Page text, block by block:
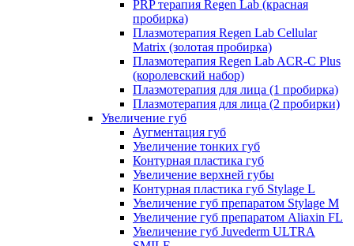
PRP терапия Regen Lab (красная
пробирка)
Плазмотерапия Regen Lab Cellular
Matrix (золотая пробирка)
Плазмотерапия Regen Lab ACR-C Plus
(королевский набор)
Плазмотерапия для лица (1 пробирка)
Плазмотерапия для лица (2 пробирки)
Увеличение губ
Аугментация губ
Увеличение тонких губ
Контурная пластика губ
Увеличение верхней губы
Контурная пластика губ Stylage L
Увеличение губ препаратом Stylage M
Увеличение губ препаратом Aliaxin FL
Увеличение губ Juvederm ULTRA